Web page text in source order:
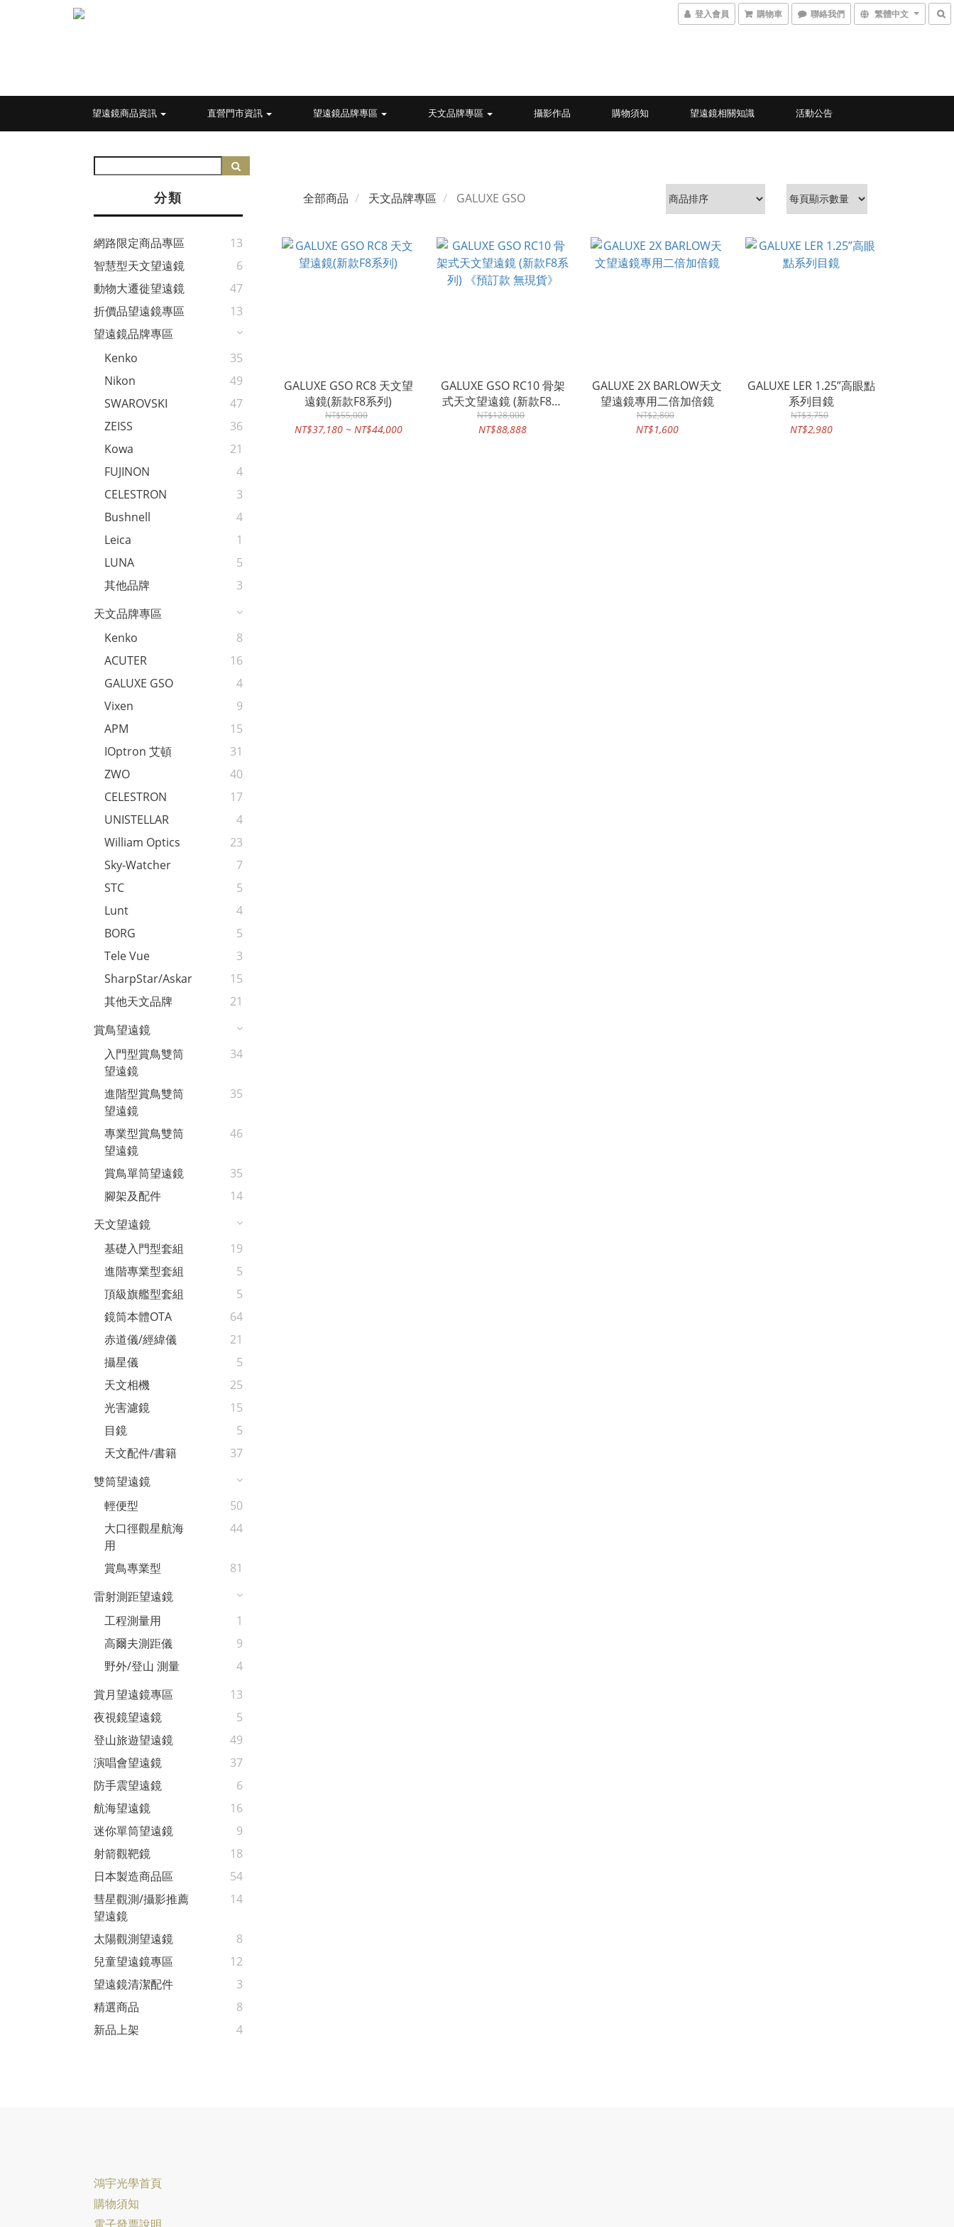
登入會員 購物車 聯絡我們 繁體中文
望遠鏡商品資訊 直營門市資訊 望遠鏡品牌專區 天文品牌專區 攝影作品 購物須知 望遠鏡相關知識 活動公告
分類
網路限定商品專區
13
智慧型天文望遠鏡
6
動物大遷徙望遠鏡
47
折價品望遠鏡專區
13
望遠鏡品牌專區
Kenko
35
Nikon
49
SWAROVSKI
47
ZEISS
36
Kowa
21
FUJINON
4
CELESTRON
3
Bushnell
4
Leica
1
LUNA
5
其他品牌
3
天文品牌專區
Kenko
8
ACUTER
16
GALUXE GSO
4
Vixen
9
APM
15
IOptron 艾頓
31
ZWO
40
CELESTRON
17
UNISTELLAR
4
William Optics
23
Sky-Watcher
7
STC
5
Lunt
4
BORG
5
Tele Vue
3
SharpStar/Askar
15
其他天文品牌
21
賞鳥望遠鏡
入門型賞鳥雙筒
望遠鏡
34
進階型賞鳥雙筒
望遠鏡
35
專業型賞鳥雙筒
望遠鏡
46
賞鳥單筒望遠鏡
35
腳架及配件
14
天文望遠鏡
基礎入門型套組
19
進階專業型套組
5
頂級旗艦型套組
5
鏡筒本體OTA
64
赤道儀/經緯儀
21
攝星儀
5
天文相機
25
光害濾鏡
15
目鏡
5
天文配件/書籍
37
雙筒望遠鏡
輕便型
50
大口徑觀星航海
用
44
賞鳥專業型
81
雷射測距望遠鏡
工程測量用
1
高爾夫測距儀
9
野外/登山 測量
4
賞月望遠鏡專區
13
夜視鏡望遠鏡
5
登山旅遊望遠鏡
49
演唱會望遠鏡
37
防手震望遠鏡
6
航海望遠鏡
16
迷你單筒望遠鏡
9
射箭觀靶鏡
18
日本製造商品區
54
彗星觀測/攝影推薦
望遠鏡
14
太陽觀測望遠鏡
8
兒童望遠鏡專區
12
望遠鏡清潔配件
3
精選商品
8
新品上架
4
全部商品 天文品牌專區 GALUXE GSO
GALUXE GSO RC8 天文望
遠鏡(新款F8系列)
NT$55,000
NT$37,180 ~ NT$44,000
GALUXE GSO RC10 骨架
式天文望遠鏡 (新款F8系
列) 《預訂款 無現貨》
NT$128,000
NT$88,888
GALUXE 2X BARLOW天文
望遠鏡專用二倍加倍鏡
NT$2,800
NT$1,600
GALUXE LER 1.25”高眼點
系列目鏡
NT$3,750
NT$2,980
鴻宇光學首頁
購物須知